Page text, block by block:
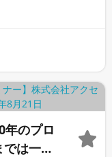
年のプロ
は一生